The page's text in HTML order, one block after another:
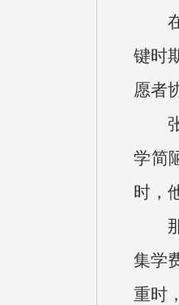
键时
愿者
学简
时，
集学
重时